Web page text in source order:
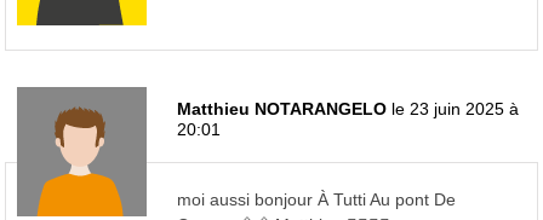
Matthieu NOTARANGELO le 23 juin 2025 à
20:01
moi aussi bonjour À Tutti Au pont De